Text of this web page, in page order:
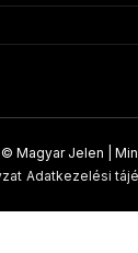
Magyar Jelen |
Adatkezelési